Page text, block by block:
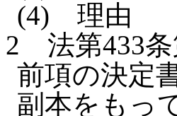
(4) 理由
2 法第433
前項の決定
副本をもっ